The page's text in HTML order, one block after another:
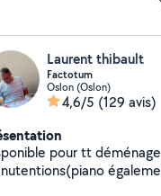
Laurent thibault
Factotum
Oslon (Oslon)
4,6/5 (129 avis)
pour tt